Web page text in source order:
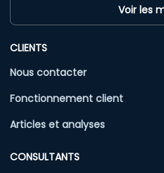
Voir les
CLIENTS
Nous contacter
Fonctionnement client
Articles et analyses
CONSULTANTS